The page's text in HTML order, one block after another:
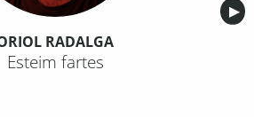
▶︎
RADALGA
Esteim fartes